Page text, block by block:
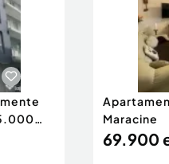
Maracine
69.900